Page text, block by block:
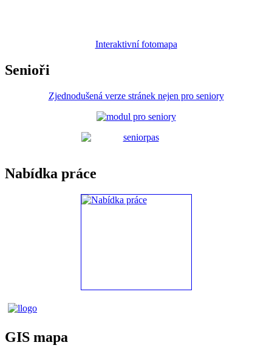
Interaktivní fotomapa
Senioři
Zjednodušená verze stránek nejen pro seniory
Nabídka práce
GIS mapa